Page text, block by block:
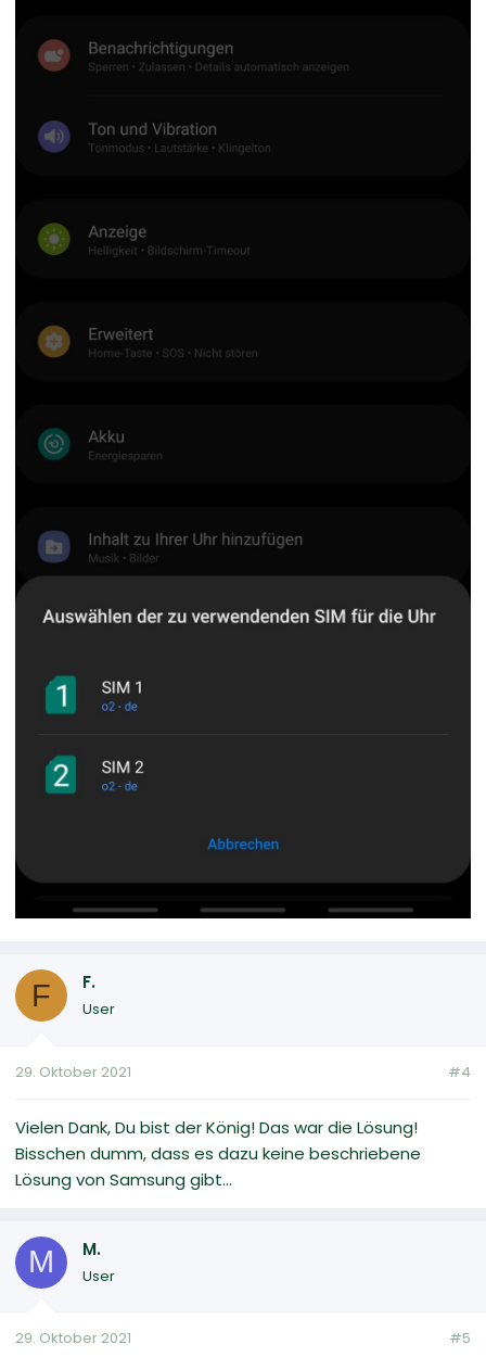
F F.
User
29. Oktober 2021 #4
Vielen Dank, Du bist der König! Das war die Lösung!
Bisschen dumm, dass es dazu keine beschriebene
Lösung von Samsung gibt...
M M.
User
29. Oktober 2021 #5